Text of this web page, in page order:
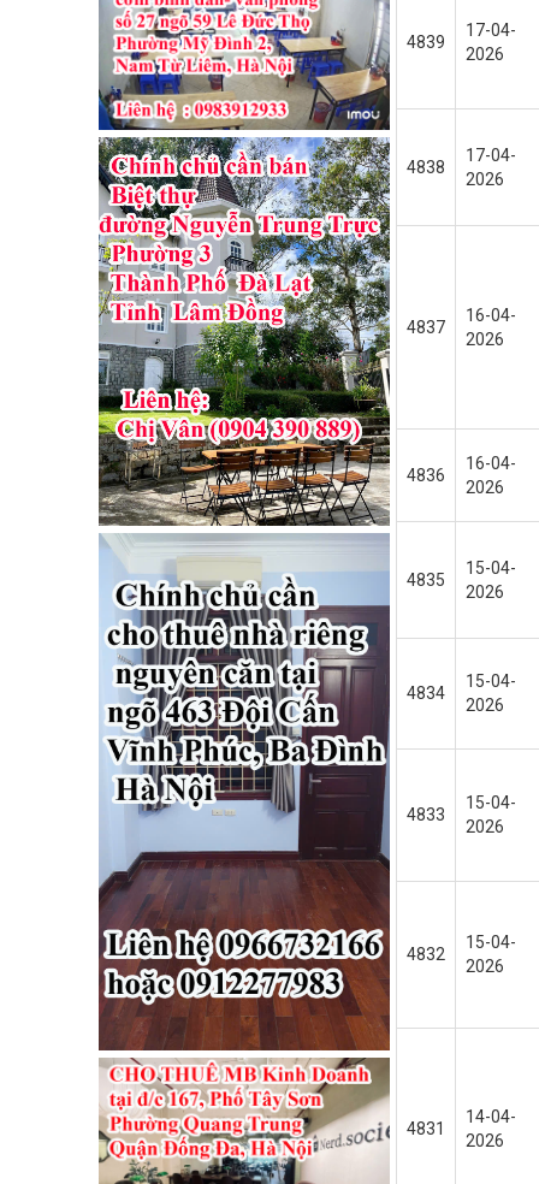
4839
17-04-
2026
4838
17-04-
2026
4837
16-04-
2026
4836
16-04-
2026
4835
15-04-
2026
4834
15-04-
2026
4833
15-04-
2026
4832
15-04-
2026
4831
14-04-
2026